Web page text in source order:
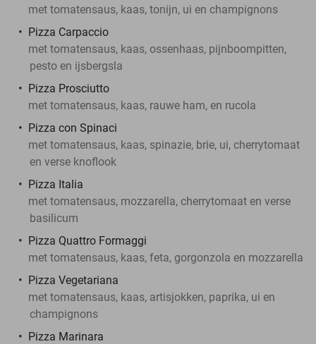
met tomatensaus, kaas, tonijn, ui en champignons
Pizza Carpaccio
met tomatensaus, kaas, ossenhaas, pijnboompitten,
pesto en ijsbergsla
Pizza Prosciutto
met tomatensaus, kaas, rauwe ham, en rucola
Pizza con Spinaci
met tomatensaus, kaas, spinazie, brie, ui, cherrytomaat
en verse knoflook
Pizza Italia
met tomatensaus, mozzarella, cherrytomaat en verse
basilicum
Pizza Quattro Formaggi
met tomatensaus, kaas, feta, gorgonzola en mozzarella
Pizza Vegetariana
met tomatensaus, kaas, artisjokken, paprika, ui en
champignons
Pizza Marinara